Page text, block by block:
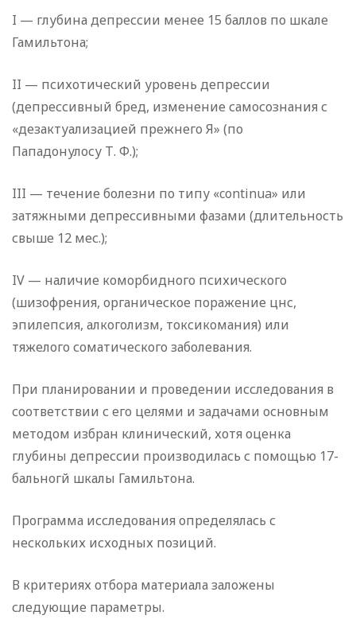
I — глубина депрессии менее 15 баллов по шкале
Гамильтона;
II — психотический уровень депрессии
(депрессивный бред, изменение самосознания с
«дезактуализацией прежнего Я» (по
Пападонулосу Т. Ф.);
III — течение болезни по типу «continua» или
затяжными депрессивными фазами (длительность
свыше 12 мес.);
IV — наличие коморбидного психического
(шизофрения, органическое поражение цнс,
эпилепсия, алкоголизм, токсикомания) или
тяжелого соматического заболевания.
При планировании и проведении исследования в
соответствии с его целями и задачами основным
методом избран клинический, хотя оценка
глубины депрессии производилась с помощью 17-
бальногй шкалы Гамильтона.
Программа исследования определялась с
нескольких исходных позиций.
В критериях отбора материала заложены
следующие параметры.